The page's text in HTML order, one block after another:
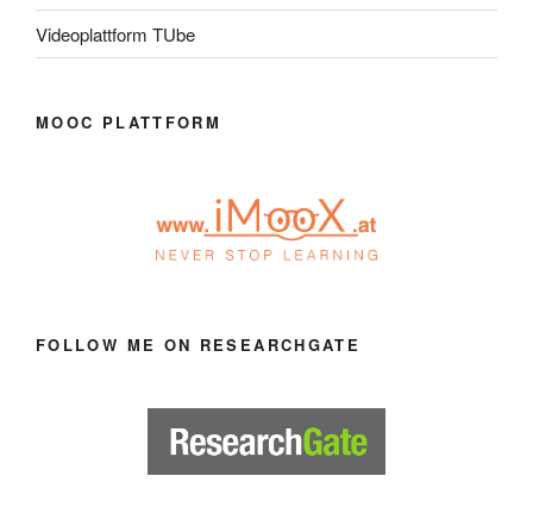
Videoplattform TUbe
MOOC PLATTFORM
FOLLOW ME ON RESEARCHGATE